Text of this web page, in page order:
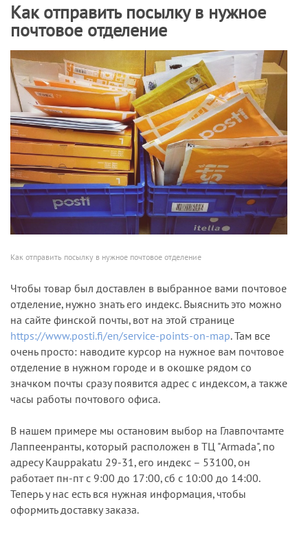
Как отправить посылку в нужное
почтовое отделение
Как отправить посылку в нужное почтовое отделение
Чтобы товар был доставлен в выбранное вами почтовое
отделение, нужно знать его индекс. Выяснить это можно
на сайте финской почты, вот на этой странице
https://www.posti.fi/en/service-points-on-map. Там все
очень просто: наводите курсор на нужное вам почтовое
отделение в нужном городе и в окошке рядом со
значком почты сразу появится адрес с индексом, а также
часы работы почтового офиса.
В нашем примере мы остановим выбор на Главпочтамте
Лаппеенранты, который расположен в ТЦ "Armada", по
адресу Kauppakatu 29-31, его индекс – 53100, он
работает пн-пт с 9:00 до 17:00, сб с 10:00 до 14:00.
Теперь у нас есть вся нужная информация, чтобы
оформить доставку заказа.